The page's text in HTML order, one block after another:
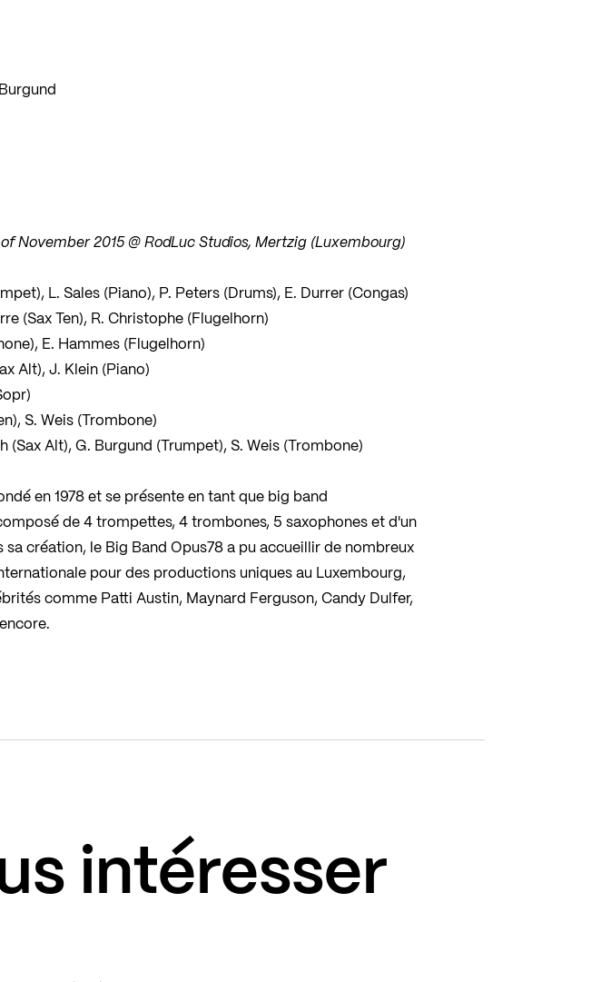
of November 2015 @ RodLuc Studios, Mertzig (Luxembourg)
L. Sales (Piano), P. Peters (Drums), E. Durrer (Congas)
(Sax Ten), R. Christophe (Flugelhorn)
E. Hammes (Flugelhorn)
Alt), J. Klein (Piano)
S. Weis (Trombone)
(Sax Alt), G. Burgund (Trumpet), S. Weis (Trombone)
en 1978 et se présente en tant que big band
de 4 trompettes, 4 trombones, 5 saxophones et d'un
création, le Big Band Opus78 a pu accueillir de nombreux
pour des productions uniques au Luxembourg,
comme Patti Austin, Maynard Ferguson, Candy Dulfer,
intéresser